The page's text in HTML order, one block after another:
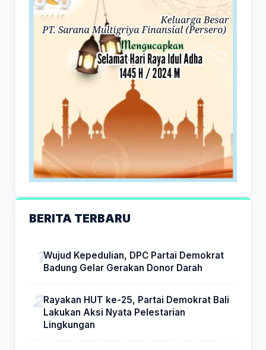
BERITA TERBARU
Wujud Kepedulian, DPC Partai Demokrat
Badung Gelar Gerakan Donor Darah
Rayakan HUT ke-25, Partai Demokrat Bali
Lakukan Aksi Nyata Pelestarian
Lingkungan